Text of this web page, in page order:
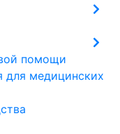
помощи
для медицинских